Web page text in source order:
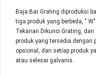
Baja Bar Grating diproduksi
tiga produk yang berbeda, "
Tekanan Dikunci Grating, dan
produk yang tersedia dengan
opsional, dan setiap produk
atau selesai galvanis.